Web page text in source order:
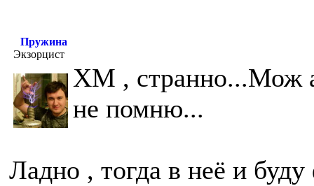
Пружина
Экзорцист
ХМ , странно...Мож
не помню...
Ладно , тогда в неё и